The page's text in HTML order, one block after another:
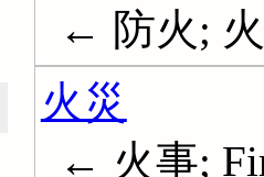
← 防火;
火災
← 火事;